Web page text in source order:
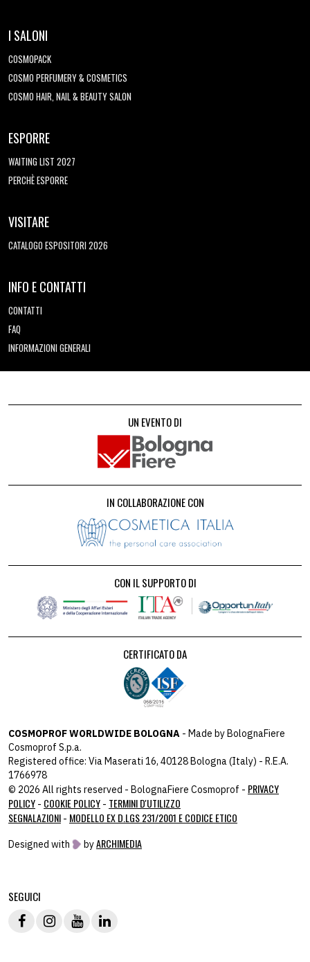
I SALONI
COSMOPACK
COSMO PERFUMERY & COSMETICS
COSMO HAIR, NAIL & BEAUTY SALON
ESPORRE
WAITING LIST 2027
PERCHÈ ESPORRE
VISITARE
CATALOGO ESPOSITORI 2026
INFO E CONTATTI
CONTATTI
FAQ
INFORMAZIONI GENERALI
UN EVENTO DI
IN COLLABORAZIONE CON
CON IL SUPPORTO DI
CERTIFICATO DA
COSMOPROF WORLDWIDE BOLOGNA - Made by BolognaFiere
Cosmoprof S.p.a.
Registered office: Via Maserati 16, 40128 Bologna (Italy) - R.E.A.
1766978
© 2026 All rights reserved - BolognaFiere Cosmoprof - PRIVACY
POLICY - COOKIE POLICY - TERMINI D'UTILIZZO
SEGNALAZIONI - MODELLO EX D.LGS 231/2001 E CODICE ETICO
Designed with byARCHIMEDIA
SEGUICI